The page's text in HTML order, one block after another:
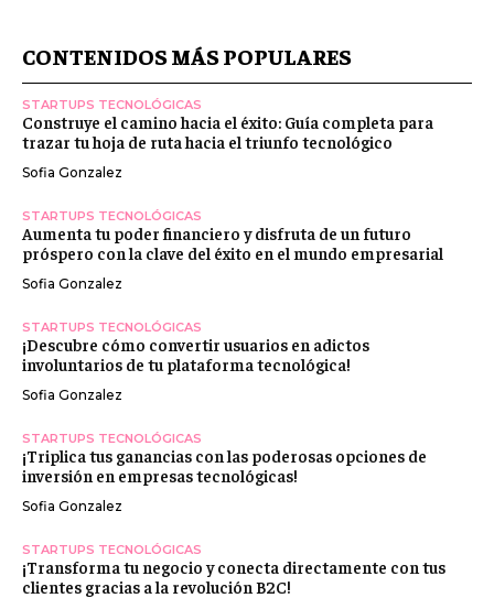
CONTENIDOS MÁS POPULARES
STARTUPS TECNOLÓGICAS
Construye el camino hacia el éxito: Guía completa para
trazar tu hoja de ruta hacia el triunfo tecnológico
Sofia Gonzalez
STARTUPS TECNOLÓGICAS
Aumenta tu poder financiero y disfruta de un futuro
próspero con la clave del éxito en el mundo empresarial
Sofia Gonzalez
STARTUPS TECNOLÓGICAS
¡Descubre cómo convertir usuarios en adictos
involuntarios de tu plataforma tecnológica!
Sofia Gonzalez
STARTUPS TECNOLÓGICAS
¡Triplica tus ganancias con las poderosas opciones de
inversión en empresas tecnológicas!
Sofia Gonzalez
STARTUPS TECNOLÓGICAS
¡Transforma tu negocio y conecta directamente con tus
clientes gracias a la revolución B2C!